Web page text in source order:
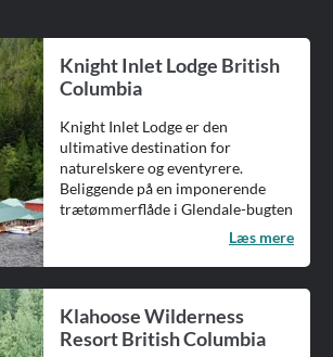
Knight Inlet Lodge British
Columbia
Knight Inlet Lodge er den
ultimative destination for
naturelskere og eventyrere.
Beliggende på en imponerende
trætømmerflåde i Glendale-bugten
Læs mere
Klahoose Wilderness
Resort British Columbia